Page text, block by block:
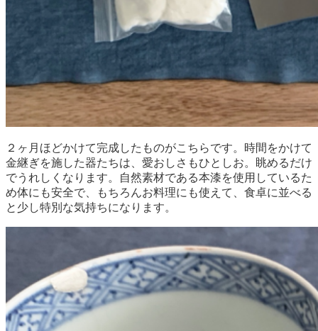
２ヶ月ほどかけて完成したものがこちらです。時間をかけて
金継ぎを施した器たちは、愛おしさもひとしお。眺めるだけ
でうれしくなります。自然素材である本漆を使用しているた
め体にも安全で、もちろんお料理にも使えて、食卓に並べる
と少し特別な気持ちになります。